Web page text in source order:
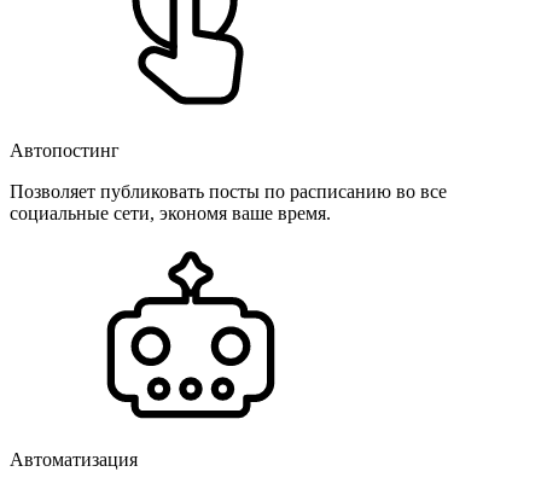
Автопостинг
Позволяет публиковать посты по расписанию во все
социальные сети, экономя ваше время.
Автоматизация